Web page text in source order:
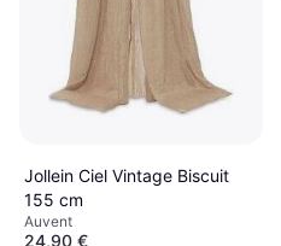
Jollein Ciel Vintage Biscuit
155 cm
Auvent
24,90 €